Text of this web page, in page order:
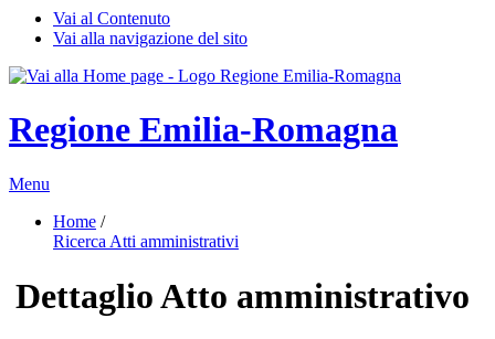
Vai al Contenuto
Vai alla navigazione del sito
Regione Emilia-Romagna
Menu
Home /
Ricerca Atti amministrativi
Dettaglio Atto amministrativo